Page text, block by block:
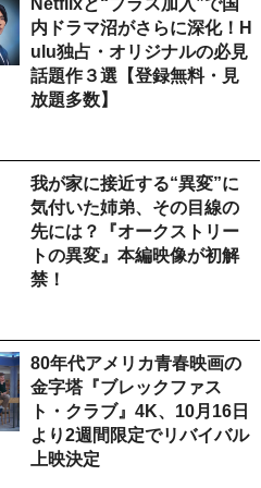
Netflixと“プラス加入”で国
内ドラマ沼がさらに深化！H
ulu独占・オリジナルの必見
話題作３選【登録無料・見
放題多数】
我が家に接近する“異変”に
気付いた姉弟、その目線の
先には？『オークストリー
トの異変』本編映像が初解
禁！
80年代アメリカ青春映画の
金字塔『ブレックファス
ト・クラブ』4K、10月16日
より2週間限定でリバイバル
上映決定